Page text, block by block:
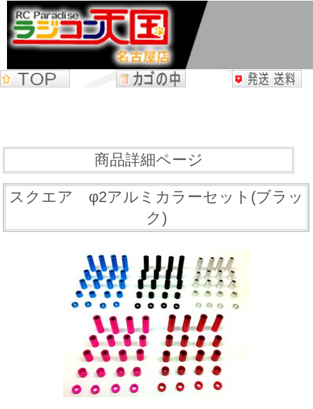
商品詳細ページ
スクエア φ2アルミカラーセット(ブラッ
ク)